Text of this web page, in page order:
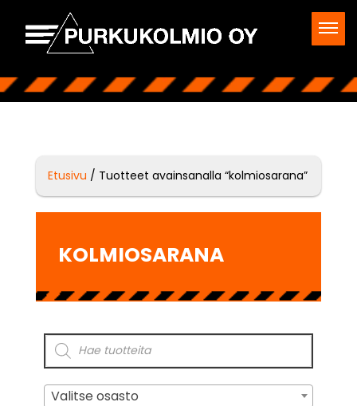
Etusivu / Tuotteet avainsanalla “kolmiosarana”
KOLMIOSARANA
Valitse osasto